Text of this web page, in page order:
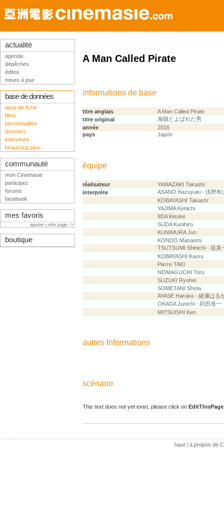
A Man Called Pirate
informations de base
titre anglais
A Man Called Pirate
titre original
海賊とよばれた男
année
2016
pays
Japon
équipe
réalisateur
YAMAZAKI Takashi
interprète
ASANO Kazuyuki - 浅野和
KOBAYASHI Takashi
YAJIMA Kenichi
IIDA Kisuke
SUDA Kunihiro
KUNIMURA Jun
KONDO Masaomi
TSUTSUMI Shinichi - 堤真
KOBAYASHI Kaoru
Pierre TAKI
NOMAGUCHI Toru
SUZUKI Ryohei
SOMETANI Shota
AYASE Haruka - 綾瀬はる
OKADA Junichi - 冈田准一
MITSUISHI Ken
autres Informations
scénario
This text does not yet exist, please click on EditThisPage
actualité
agenda
dépêches
éditos
mises à jour
base de données
ajout de fiche
films
personnalités
dossiers
interviews
beaucoup plus...
communauté
mon Cinemasie
participez
forums
facebook
mes favoris
ajouter cette page ->
boutique
haut| à propos de